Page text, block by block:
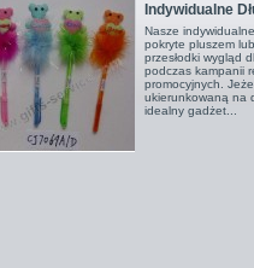
Indywidualne
Nasze
pokryte pluszem
przesłodki wygląd
podczas kampanii
promocyjnych.
ukierunkowaną na
idealny gadżet...